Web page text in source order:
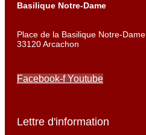
Basilique Notre-Dame
Place de la Basilique Notre-Dame
33120 Arcachon
Facebook-f Youtube
Lettre d'information